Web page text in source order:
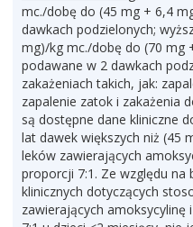
mc./dobę do (45 mg + 6,4
dawkach podzielonych;
mg)/kg mc./dobę do (70 mg
podawane w 2 dawkach
zakażeniach takich, jak:
zapalenie zatok i zakażenia
są dostępne dane kliniczne
lat dawek większych niż (45
leków zawierających
proporcji 7:1. Ze względu na
klinicznych dotyczących
zawierających